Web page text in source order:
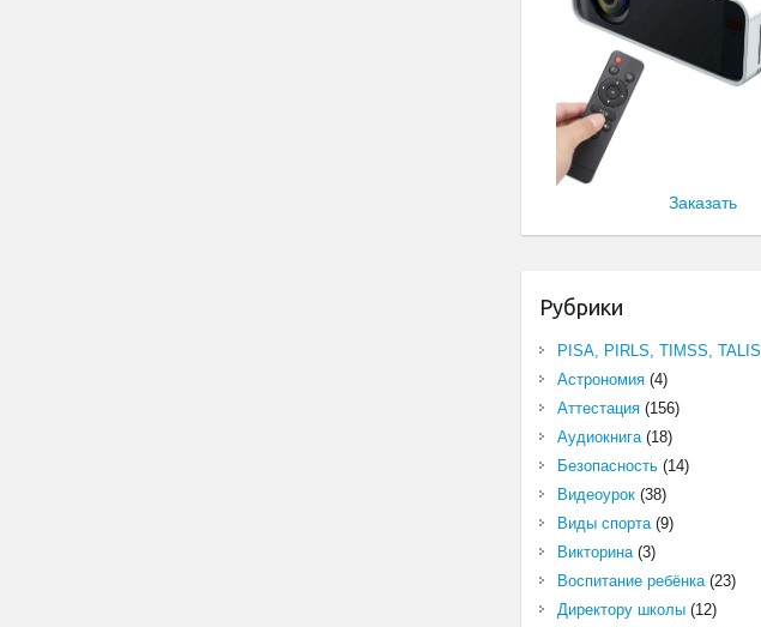
Заказать
Рубрики
PISA, PIRLS, TIMSS, TALIS
Астрономия(4)
Аттестация(156)
Аудиокнига(18)
Безопасность(14)
Видеоурок(38)
Виды спорта(9)
Викторина(3)
Воспитание ребёнка(23)
Директору школы(12)